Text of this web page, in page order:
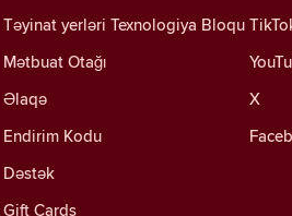
X
Texnologiya Bloqu
Təyinat yerləri
Mətbuat Otağı
Əlaqə
Endirim Kodu
Dəstək
Gift Cards